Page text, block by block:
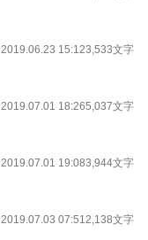
2019.06.23 15:123,533文字
2019.07.01 18:265,037文字
2019.07.01 19:083,944文字
2019.07.03 07:512,138文字